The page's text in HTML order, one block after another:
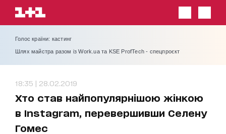
Голос країни: кастинг
Шлях майстра разом із Work.ua та KSE ProfTech - спецпроєкт
18:35 | 28.02.2019
Хто став найпопулярнішою жінкою
в Instagram, перевершивши Селену
Гомес